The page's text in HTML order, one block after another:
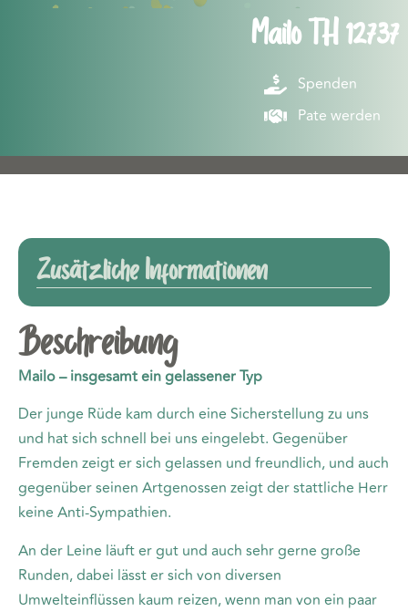
Mailo TH 12737
Spenden
Pate werden
Zusätzliche Informationen
Beschreibung
Mailo – insgesamt ein gelassener Typ
Der junge Rüde kam durch eine Sicherstellung zu uns
und hat sich schnell bei uns eingelebt. Gegenüber
Fremden zeigt er sich gelassen und freundlich, und auch
gegenüber seinen Artgenossen zeigt der stattliche Herr
keine Anti-Sympathien.
An der Leine läuft er gut und auch sehr gerne große
Runden, dabei lässt er sich von diversen
Umwelteinflüssen kaum reizen, wenn man von ein paar